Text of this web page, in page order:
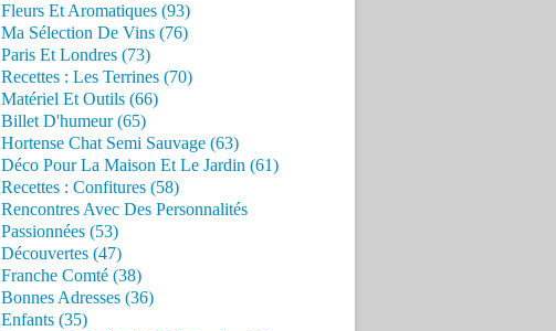
Fleurs Et Aromatiques (93)
Ma Sélection De Vins (76)
Paris Et Londres (73)
Recettes : Les Terrines (70)
Matériel Et Outils (66)
Billet D'humeur (65)
Hortense Chat Semi Sauvage (63)
Déco Pour La Maison Et Le Jardin (61)
Recettes : Confitures (58)
Rencontres Avec Des Personnalités
Passionnées (53)
Découvertes (47)
Franche Comté (38)
Bonnes Adresses (36)
Enfants (35)